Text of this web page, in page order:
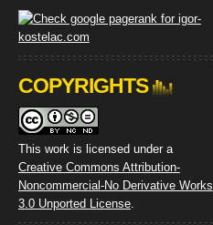
COPYRIGHTS
This work is licensed under a
Creative Commons Attribution-
Noncommercial-No Derivative Works
3.0 Unported License.